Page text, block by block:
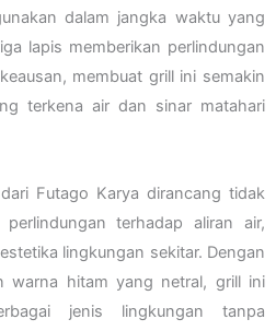
dalam jangka waktu yang
lapis memberikan perlindungan
membuat grill ini semakin
terkena air dan sinar matahari
Futago Karya dirancang tidak
terhadap aliran air,
lingkungan sekitar. Dengan
warna hitam yang netral, grill ini
jenis lingkungan tanpa